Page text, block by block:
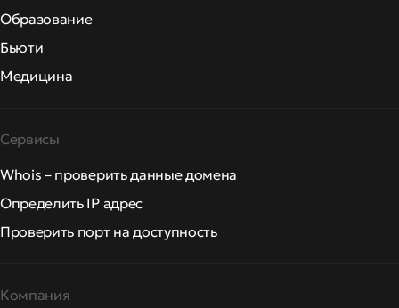
Образование
Бьюти
Медицина
Сервисы
Whois – проверить данные домена
Определить IP адрес
Проверить порт на доступность
Компания